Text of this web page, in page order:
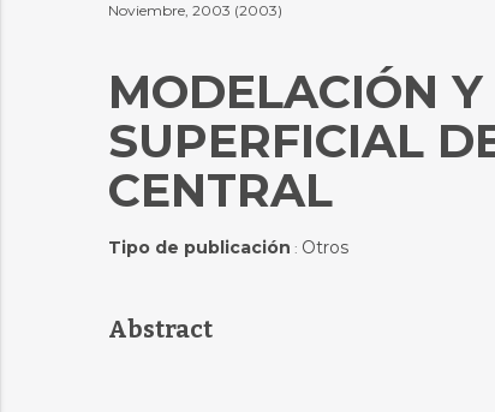
Noviembre, 2003 (2003)
MODELACIÓN
SUPERFICIAL
CENTRAL
Tipo de publicación : Otros
Abstract